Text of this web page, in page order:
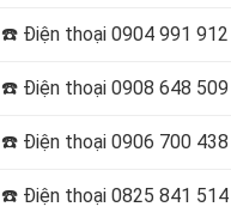
☎️ Điện thoại 0904 991 912
☎️ Điện thoại 0908 648 509
☎️ Điện thoại 0906 700 438
☎️ Điện thoại 0825 841 514